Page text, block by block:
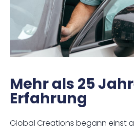
Mehr als 25
Erfahrung
Global Creations begann einst